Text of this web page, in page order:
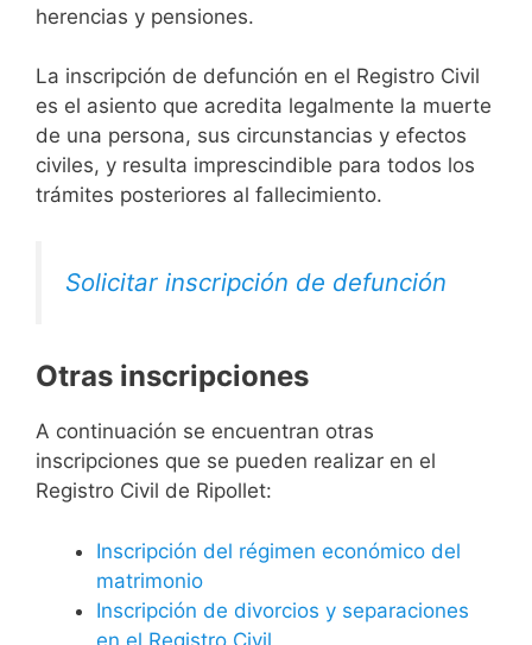
herencias y pensiones.
La inscripción de defunción en el Registro Civil
es el asiento que acredita legalmente la muerte
de una persona, sus circunstancias y efectos
civiles, y resulta imprescindible para todos los
trámites posteriores al fallecimiento.
Solicitar inscripción de defunción
Otras inscripciones
A continuación se encuentran otras
inscripciones que se pueden realizar en el
Registro Civil de Ripollet:
Inscripción del régimen económico del
matrimonio
Inscripción de divorcios y separaciones
en el Registro Civil